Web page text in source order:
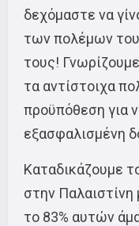
δεχόμαστε να
των πολέμων
τους!
τα αντίστοιχα
προϋπόθεση για
εξασφαλισμένη
Καταδικάζουμε
στην
το 83% αυτών